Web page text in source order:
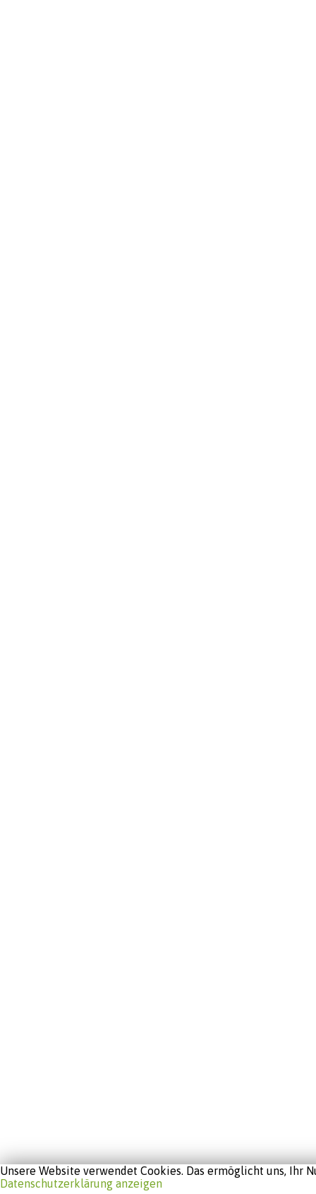
Unsere Website verwendet Cookies. Das ermöglicht uns,
Datenschutzerklärung anzeigen